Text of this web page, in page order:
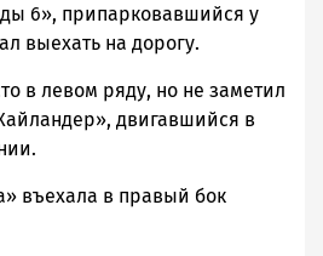
6», припарковавшийся у
выехать на дорогу.
в левом ряду, но не заметил
двигавшийся в
въехала в правый бок